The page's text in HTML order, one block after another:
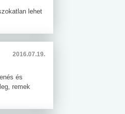
lehet
2016.07.19.
és
remek